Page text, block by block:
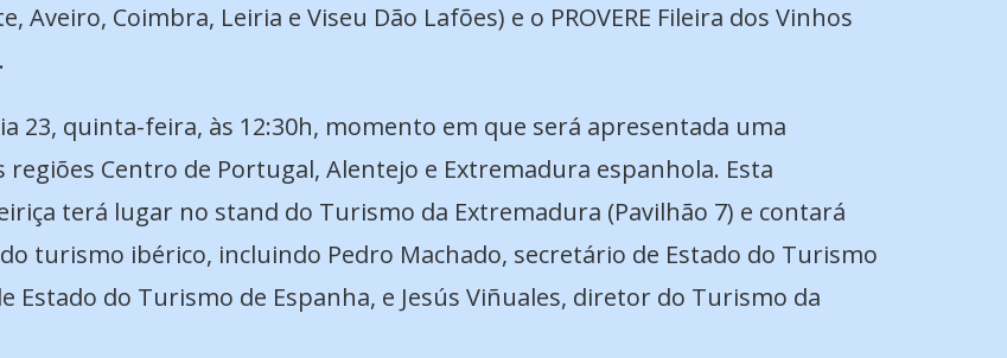
Aveiro, Coimbra, Leiria e Viseu Dão Lafões) e o PROVERE Fileira dos Vinhos
23, quinta-feira, às 12:30h, momento em que será apresentada uma
Centro de Portugal, Alentejo e Extremadura espanhola. Esta
terá lugar no stand do Turismo da Extremadura (Pavilhão 7) e contará
turismo ibérico, incluindo Pedro Machado, secretário de Estado do Turismo
Estado do Turismo de Espanha, e Jesús Viñuales, diretor do Turismo da